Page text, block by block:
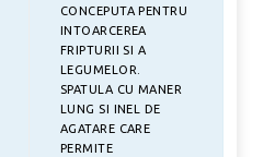
CONCEPUTA PENTRU
INTOARCEREA
FRIPTURII SI A
LEGUMELOR.
SPATULA CU MANER
LUNG SI INEL DE
AGATARE CARE
PERMITE